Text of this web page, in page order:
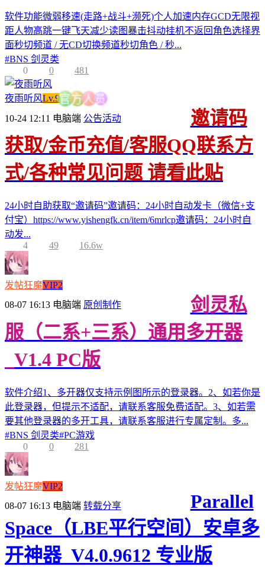
软件功能微弱移速(走路+战斗+濒死)个人加速内存GCD无限视
距人物高跳一键飞天减少读图暴击抖动挂机不返回角色选择界
面秒切频道 / 无CD切换频道秒切角色 / 秒...
#BNS 剑灵类
0
0 481
夜雨听风Lv.9官 方 人员
10-24 12:11 电脑端 公告活动
邀请码
获取/金币充值/客服QQ联系方
式/各种常见问题 请看此贴
24小时自助获取“邀请码”邀请码：24小时自动发卡（微信+支
付宝）https://www.yishengfk.cn/item/6mrlcp邀请码：24小时自
动发...
4
49 16.6w
发帖狂魔VIP2
08-07 16:13 电脑端 原创制作
剑灵私
服（二系+三系）通用多开器
_V1.4 PC版
软件介绍1、多开器仅支持示例图所示的登录器。2、如若你是
此登录器，但提示不适配，请联系客服免费适配。3、如若需
要其他登录器的多开工具，请联系客服进行专属定制。多...
#BNS 剑灵类#PC游戏
0
0 281
发帖狂魔VIP2
08-07 16:13 电脑端 转载分享
Parallel
Space（LBE平行空间）安卓多
开神器_V4.0.9612 专业版